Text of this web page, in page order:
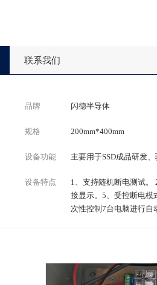
联系我们
品牌 闪德半导体
规格 200mm*400mm
设备功能 主要用于SSD成品研发、
设备特点
1、支持随机断电测试。
接显示。5、受控断电模
次性控制7台电脑进行自